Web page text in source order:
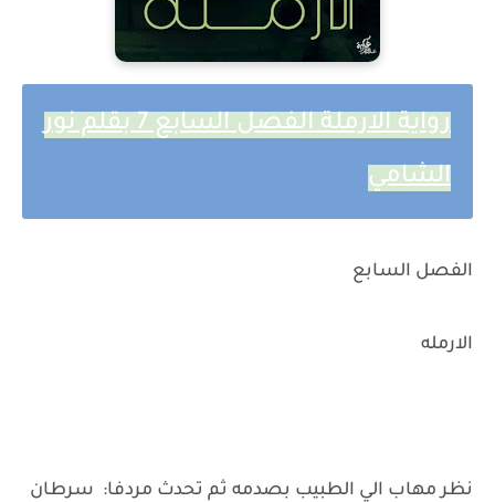
رواية الارملة الفصل السابع 7 بقلم نور
الشامي
الفصل السابع
الارمله
نظر مهاب الي الطبيب بصدمه ثم تحدث مردفا: سرطان